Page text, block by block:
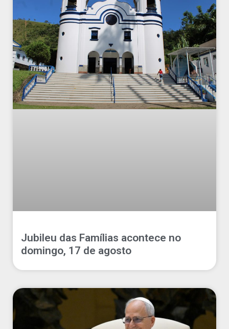
Jubileu das Famílias acontece no
domingo, 17 de agosto